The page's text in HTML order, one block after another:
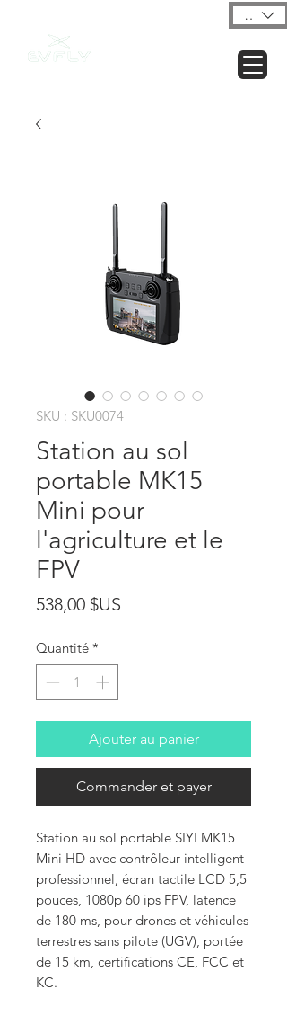
USD ($)
SKU : SKU0074
Station au sol
portable MK15
Mini pour
l'agriculture et le
FPV
538,00 $US
Quantité *
Ajouter au panier
Commander et payer
Station au sol portable SIYI MK15
Mini HD avec contrôleur intelligent
professionnel, écran tactile LCD 5,5
pouces, 1080p 60 ips FPV, latence
de 180 ms, pour drones et véhicules
terrestres sans pilote (UGV), portée
de 15 km, certifications CE, FCC et
KC.